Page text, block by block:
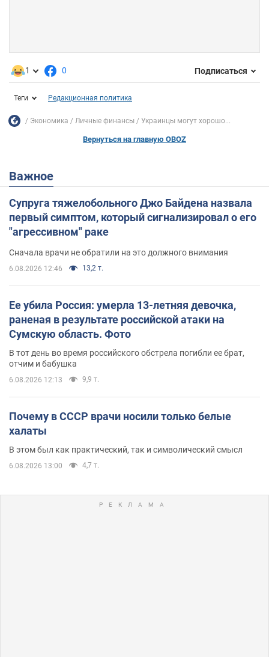
1 0 Подписаться
Теги Редакционная политика
Экономика Личные финансы Украинцы могут хорошо...
Вернуться на главную OBOZ
Важное
Супруга тяжелобольного Джо Байдена назвала
первый симптом, который сигнализировал о его
"агрессивном" раке
Сначала врачи не обратили на это должного внимания
6.08.2026 12:46 13,2 т.
Ее убила Россия: умерла 13-летняя девочка,
раненая в результате российской атаки на
Сумскую область. Фото
В тот день во время российского обстрела погибли ее брат,
отчим и бабушка
6.08.2026 12:13 9,9 т.
Почему в СССР врачи носили только белые
халаты
В этом был как практический, так и символический смысл
6.08.2026 13:00 4,7 т.